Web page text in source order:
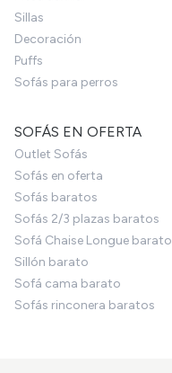
Sillas
Decoración
Puffs
Sofás para perros
SOFÁS EN OFERTA
Outlet Sofás
Sofás en oferta
Sofás baratos
Sofás 2/3 plazas baratos
Sofá Chaise Longue barato
Sillón barato
Sofá cama barato
Sofás rinconera baratos